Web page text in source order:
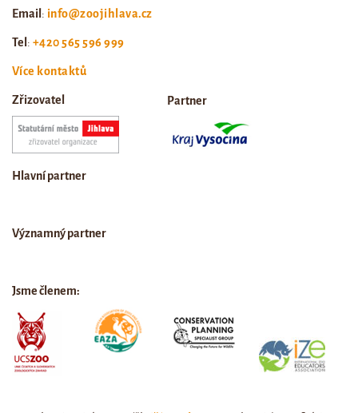
Email : info@zoojihlava.cz
Tel : +420 565 596 999
Více kontaktů
Zřizovatel Partner
Hlavní partner
Významný partner
Jsme členem: